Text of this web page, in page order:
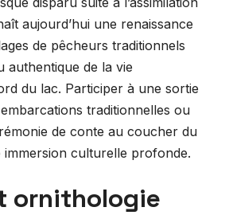
aujourd’hui une renaissance
de pêcheurs traditionnels
de la vie
du lac. Participer à une sortie
traditionnelles ou
de conte au coucher du
immersion culturelle profonde.
ornithologie